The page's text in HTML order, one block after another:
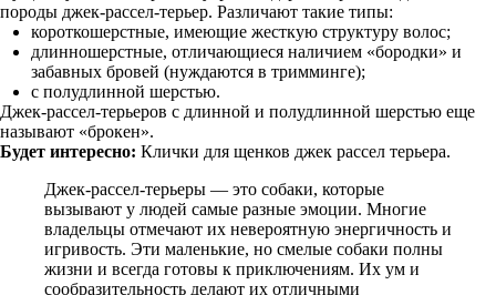
породы джек-рассел-терьер. Различают такие типы:
короткошерстные, имеющие жесткую структуру волос;
длинношерстные, отличающиеся наличием «бородки» и
забавных бровей (нуждаются в тримминге);
с полудлинной шерстью.
Джек-рассел-терьеров с длинной и полудлинной шерстью еще
называют «брокен».
Будет интересно: Клички для щенков джек рассел терьера.
Джек-рассел-терьеры — это собаки, которые
вызывают у людей самые разные эмоции. Многие
владельцы отмечают их невероятную энергичность и
игривость. Эти маленькие, но смелые собаки полны
жизни и всегда готовы к приключениям. Их ум и
сообразительность делают их отличными